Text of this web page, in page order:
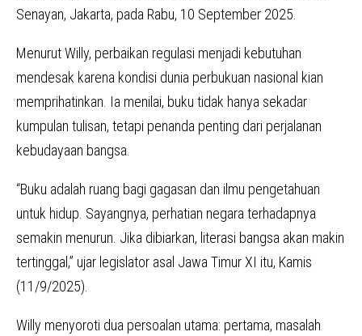
Senayan, Jakarta, pada Rabu, 10 September 2025.
Menurut Willy, perbaikan regulasi menjadi kebutuhan
mendesak karena kondisi dunia perbukuan nasional kian
memprihatinkan. Ia menilai, buku tidak hanya sekadar
kumpulan tulisan, tetapi penanda penting dari perjalanan
kebudayaan bangsa.
“Buku adalah ruang bagi gagasan dan ilmu pengetahuan
untuk hidup. Sayangnya, perhatian negara terhadapnya
semakin menurun. Jika dibiarkan, literasi bangsa akan makin
tertinggal,” ujar legislator asal Jawa Timur XI itu, Kamis
(11/9/2025).
Willy menyoroti dua persoalan utama: pertama, masalah